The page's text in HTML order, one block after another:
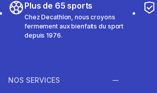
Plus de 65 sports
Chez Decathlon, nous croyons
fermement aux bienfaits du sport
depuis 1976.
NOS SERVICES